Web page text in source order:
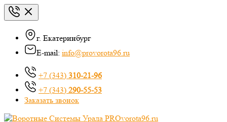
г. Екатеринбург
E-mail: info@provorota96.ru
+7 (343) 310-21-96
+7 (343) 290-55-53
Заказать звонок